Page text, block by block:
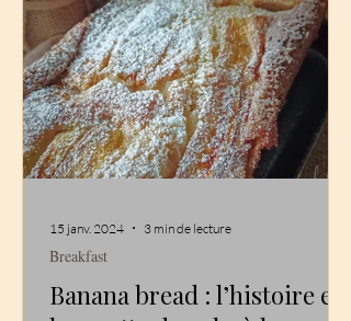
Banana bread : l’histoire et
Breakfast
15 janv. 2024 3 min de lecture